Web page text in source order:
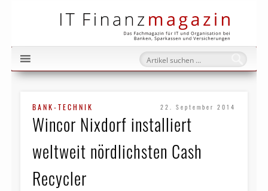
BANK-TECHNIK 22. September 2014
Wincor Nixdorf installiert
weltweit nördlichsten Cash
Recycler